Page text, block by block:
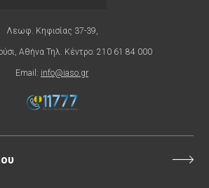
Λεωφ. Κηφισίας 37-39,
Αθήνα Τηλ. Κέντρο: 210 61 84 000
Email: info@iaso.gr